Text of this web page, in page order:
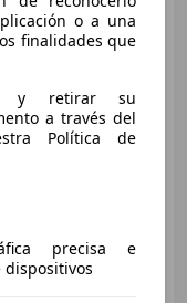
justo
o a una
finalidades que
y retirar su
a través del
Política de
precisa e